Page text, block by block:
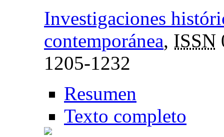
Investigaciones
contemporánea, ISSN
1205-1232
Resumen
Texto completo